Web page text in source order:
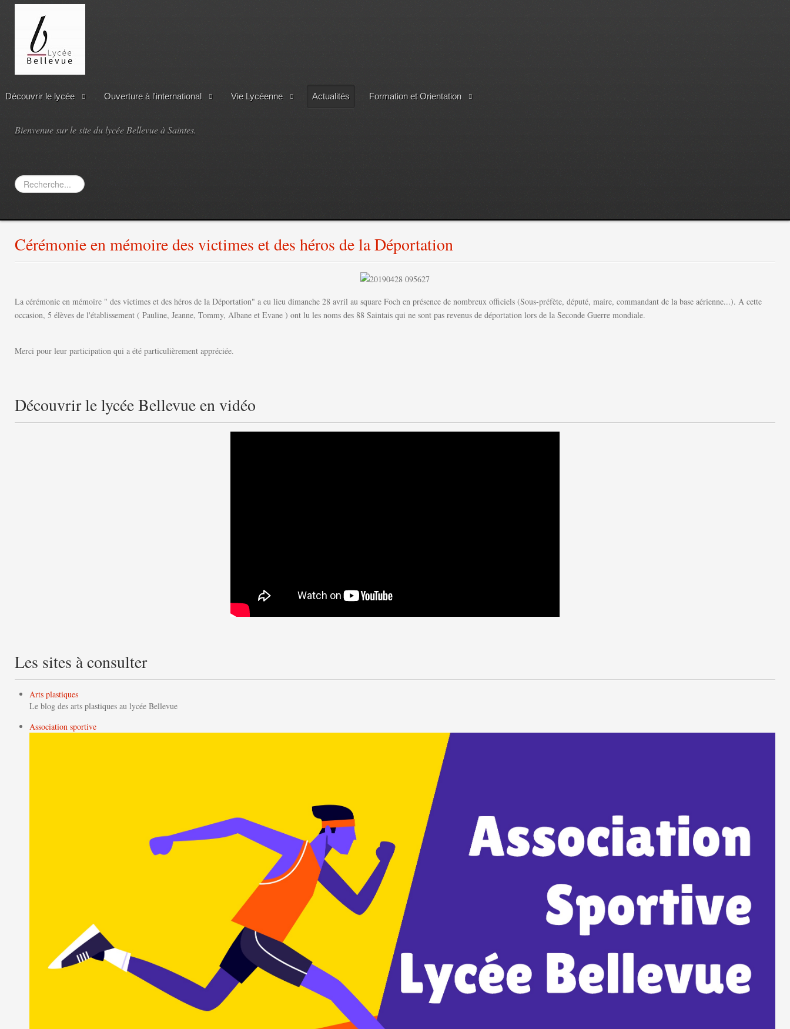
Découvrir le lycée Ouverture à l'international Vie Lycéenne Actualités Formation et Orientation
Bienvenue sur le site du lycée Bellevue à Saintes.
Rechercher
Cérémonie en mémoire des victimes et des héros de la Déportation
La cérémonie en mémoire " des victimes et des héros de la Déportation" a eu lieu dimanche 28 avril au square Foch en présence de nombreux officiels (Sous-préfète, député, maire, commandant de la base aérienne...). A cette
occasion, 5 élèves de l'établissement ( Pauline, Jeanne, Tommy, Albane et Evane ) ont lu les noms des 88 Saintais qui ne sont pas revenus de déportation lors de la Seconde Guerre mondiale.
​Merci pour leur participation qui a été particulièrement appréciée.
Découvrir le lycée Bellevue en vidéo
Les sites à consulter
Arts plastiques
Le blog des arts plastiques au lycée Bellevue
Association sportive